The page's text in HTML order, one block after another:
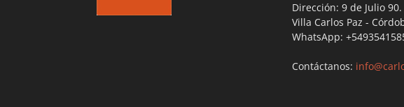
Dirección: 9 de Julio 90.
Villa Carlos Paz -
WhatsApp:
Contáctanos: